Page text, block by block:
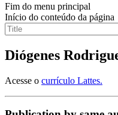
Fim do menu principal
Início do conteúdo da página
Diógenes
Acesse o currículo Lattes.